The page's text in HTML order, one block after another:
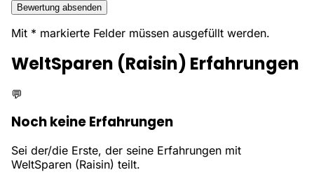
Bewertung absenden
Mit * markierte Felder müssen ausgefüllt werden.
WeltSparen (Raisin) Erfahrungen
💬
Noch keine Erfahrungen
Sei der/die Erste, der seine Erfahrungen mit
WeltSparen (Raisin) teilt.